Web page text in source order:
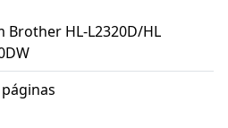
Brother HL-L2320D/HL